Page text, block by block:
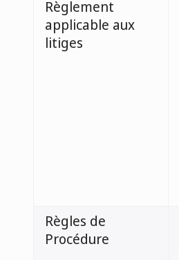
Règlement
applicable aux
litiges
Règles de
Procédure